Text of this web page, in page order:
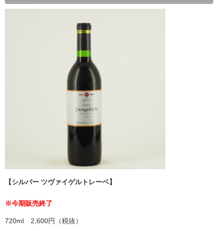
【シルバー ツヴァイゲルトレーベ】
※今期販売終了
720ml 2,600円（税抜）